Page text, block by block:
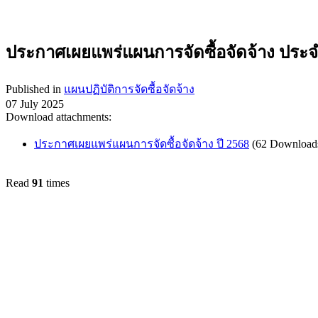
ประกาศเผยแพร่แผนการจัดซื้อจัดจ้าง ปร
Published in แผนปฏิบัติการจัดซื้อจัดจ้าง
07 July 2025
Download attachments:
ประกาศเผยแพร่แผนการจัดซื้อจัดจ้าง ปี 2568 (62
Read 91 times